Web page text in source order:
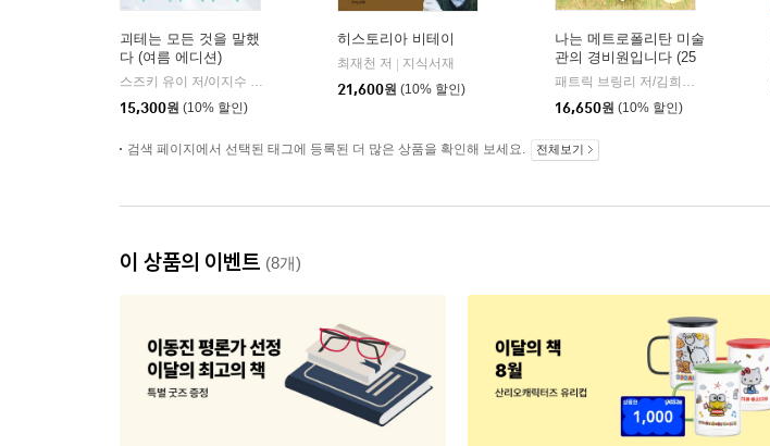
괴테는 모든 것을 말했
다 (여름 에디션)
스즈키 유이 저/이지수 역
15,300원 (10% 할인)
히스토리아 비테이
최재천 저
지식서재
21,600원 (10% 할인)
나는 메트로폴리탄 미술
관의 경비원입니다 (25
만 부 기념 전면 개정판)
패트릭 브링리 저/김희정,조현주 역
16,650원 (10% 할인)
검색 페이지에서 선택된 태그에 등록된 더 많은 상품을 확인해 보세요. 전체보기
이 상품의 이벤트 (8개)